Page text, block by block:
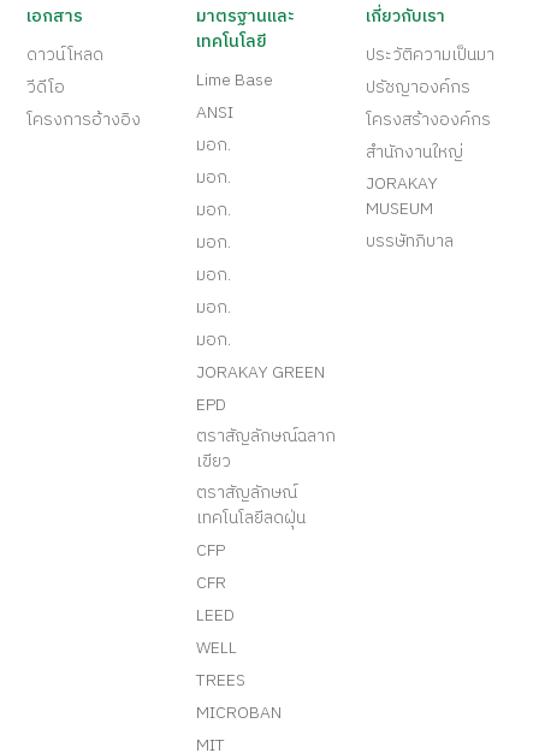
เอกสาร
ดาวน์โหลด
วีดีโอ
โครงการอ้างอิง
มาตรฐานและ
เทคโนโลยี
Lime Base
ANSI
มอก.
มอก.
มอก.
มอก.
มอก.
มอก.
มอก.
JORAKAY GREEN
EPD
ตราสัญลักษณ์ฉลาก
เขียว
ตราสัญลักษณ์
เทคโนโลยีลดฝุ่น
CFP
CFR
LEED
WELL
TREES
MICROBAN
MIT
เกี่ยวกับเรา
ประวัติความเป็นมา
ปรัชญาองค์กร
โครงสร้างองค์กร
สำนักงานใหญ่
JORAKAY
MUSEUM
บรรษัทภิบาล